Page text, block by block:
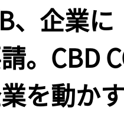
、企業
。CBD
業を動か